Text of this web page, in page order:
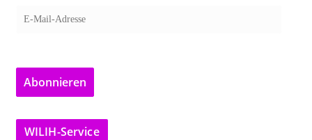
a
l
-
Abonnieren
WILIH-Service